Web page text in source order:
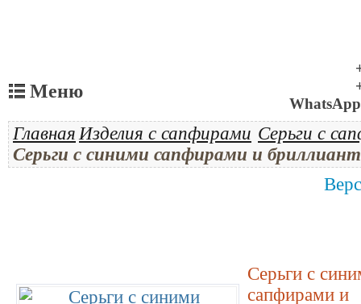
Меню
Главная Изделия с сапфирами Серьги с
Серьги с синими сапфирами и
Серьги с
сапфирами и